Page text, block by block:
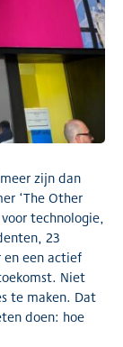
zijn dan
‘The Other
technologie,
23
een actief
Niet
te maken. Dat
doen: hoe